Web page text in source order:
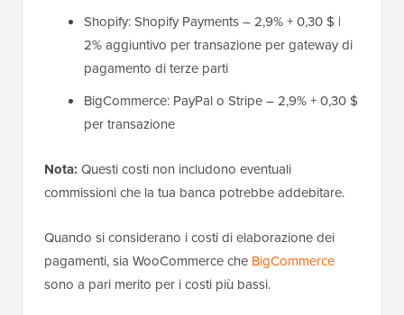
Shopify: Shopify Payments – 2,9% + 0,30 $ |
2% aggiuntivo per transazione per gateway di
pagamento di terze parti
BigCommerce: PayPal o Stripe – 2,9% + 0,30 $
per transazione
Nota: Questi costi non includono eventuali
commissioni che la tua banca potrebbe addebitare.
Quando si considerano i costi di elaborazione dei
pagamenti, sia WooCommerce che BigCommerce
sono a pari merito per i costi più bassi.